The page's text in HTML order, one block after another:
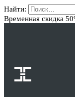
Найти:
Временная скидка